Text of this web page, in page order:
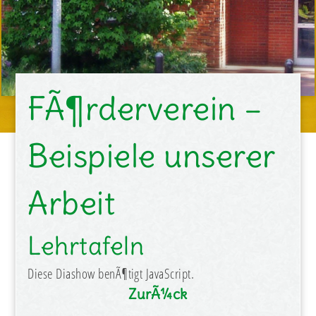
FÃ¶rderverein –
Beispiele unserer
Arbeit
Lehrtafeln
Diese Diashow benÃ¶tigt JavaScript.
ZurÃ¼ck